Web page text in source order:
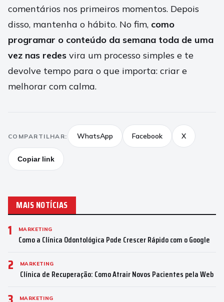
comentários nos primeiros momentos. Depois
disso, mantenha o hábito. No fim, como
programar o conteúdo da semana toda de uma
vez nas redes vira um processo simples e te
devolve tempo para o que importa: criar e
melhorar com calma.
COMPARTILHAR: WhatsApp Facebook X
Copiar link
MAIS NOTÍCIAS
1 MARKETING
Como a Clínica Odontológica Pode Crescer Rápido com o Google
2 MARKETING
Clínica de Recuperação: Como Atrair Novos Pacientes pela Web
MARKETING